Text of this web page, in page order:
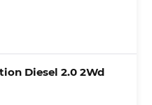
Diesel 2.0 2Wd